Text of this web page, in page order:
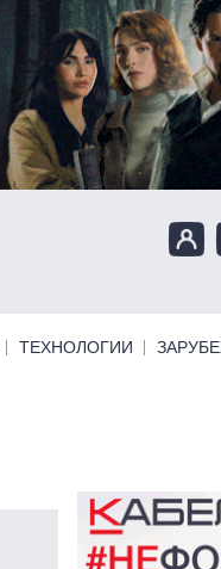
ТЕХНОЛОГИИ